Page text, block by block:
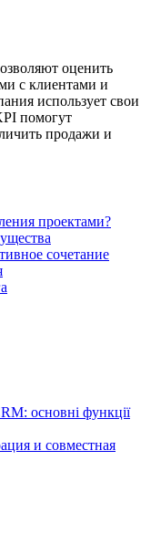
оценить
с клиентами и
использует свои
помогут
продажи и
проектами?
сочетание
основні функції
и совместная